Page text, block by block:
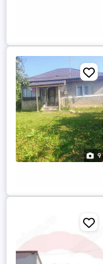
9